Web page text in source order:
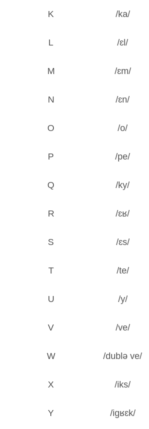
K /ka/
L /ɛl/
M /ɛm/
N /ɛn/
O /o/
P /pe/
Q /ky/
R /ɛʁ/
S /ɛs/
T /te/
U /y/
V /ve/
W /dublə ve/
X /iks/
Y /iɡʁɛk/